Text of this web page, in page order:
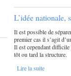
L’idée nationale,
Il est possible de
premier cas il s’agit
Il est cependant
tôt ou tard la structure.
Lire la suite